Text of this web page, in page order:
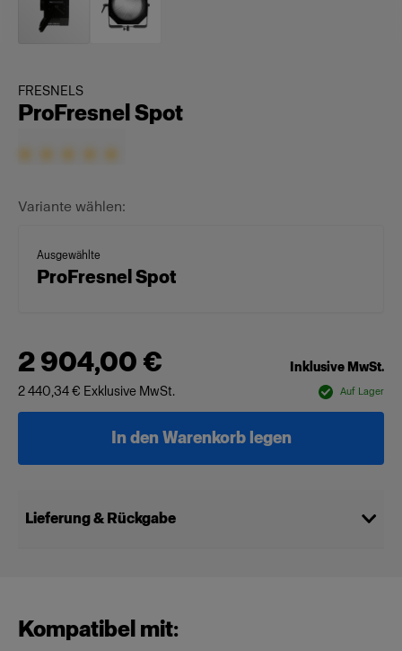
FRESNELS
ProFresnel Spot
Variante wählen:
Ausgewählte
ProFresnel Spot
2 904,00 €
Inklusive MwSt.
2 440,34 € Exklusive MwSt. Auf Lager
In den Warenkorb legen
Lieferung & Rückgabe
Kompatibel mit: